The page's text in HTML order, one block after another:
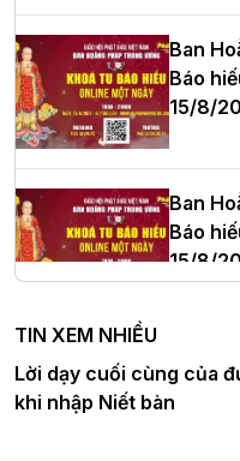
Phòng nhiệm kỳ 2026 –
Thượng tọa Thích Tâm
cử tân Trưởng ban Trị sự
Hà Nội: Tăng Ni
nghiêm tác pháp Tiền
DL.2026
Ban
Báo
15/8/
Ban
Báo
15/8/
Ban
Báo
15/8/
TIN XEM NHIỀU
Lời dạy cuối cùng của
khi nhập Niết bàn